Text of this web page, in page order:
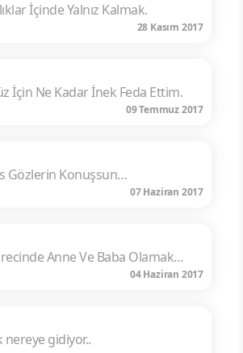
İçinde Yalnız Kalmak.
28 Kasım 2017
İçin Ne Kadar İnek Feda Ettim.
09 Temmuz 2017
Gözlerin Konuşsun…
07 Haziran 2017
Anne Ve Baba Olamak…
04 Haziran 2017
nereye gidiyor..